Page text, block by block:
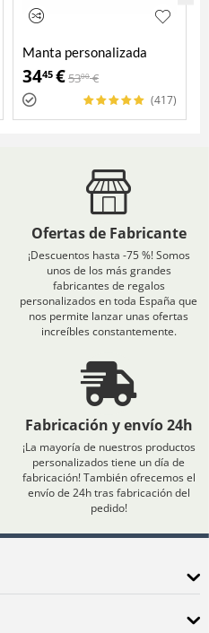
Manta personalizada
3445 €5300 €
(417)
Ofertas de Fabricante
¡Descuentos hasta -75 %! Somos
unos de los más grandes
fabricantes de regalos
personalizados en toda España que
nos permite lanzar unas ofertas
increíbles constantemente.
Fabricación y envío 24h
¡La mayoría de nuestros productos
personalizados tiene un día de
fabricación! También ofrecemos el
envío de 24h tras fabricación del
pedido!